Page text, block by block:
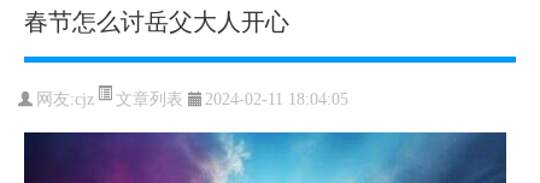
春节怎么讨岳父大人开心
网友:cjz 文章列表 2024-02-11 18:04:05